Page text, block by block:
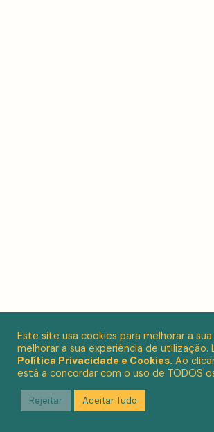
Este site usa cookies para melhorar a
melhorar a sua experiência de utilização.
Política Privacidade e Cookies. Ao
está a concordar com o uso de TODOS
Rejeitar Aceitar Tudo